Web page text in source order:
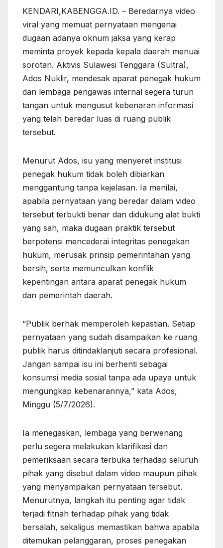
KENDARI,KABENGGA.ID. – Beredarnya video
viral yang memuat pernyataan mengenai
dugaan adanya oknum jaksa yang kerap
meminta proyek kepada kepala daerah menuai
sorotan. Aktivis Sulawesi Tenggara (Sultra),
Ados Nuklir, mendesak aparat penegak hukum
dan lembaga pengawas internal segera turun
tangan untuk mengusut kebenaran informasi
yang telah beredar luas di ruang publik
tersebut.
Menurut Ados, isu yang menyeret institusi
penegak hukum tidak boleh dibiarkan
menggantung tanpa kejelasan. Ia menilai,
apabila pernyataan yang beredar dalam video
tersebut terbukti benar dan didukung alat bukti
yang sah, maka dugaan praktik tersebut
berpotensi mencederai integritas penegakan
hukum, merusak prinsip pemerintahan yang
bersih, serta memunculkan konflik
kepentingan antara aparat penegak hukum
dan pemerintah daerah.
“Publik berhak memperoleh kepastian. Setiap
pernyataan yang sudah disampaikan ke ruang
publik harus ditindaklanjuti secara profesional.
Jangan sampai isu ini berhenti sebagai
konsumsi media sosial tanpa ada upaya untuk
mengungkap kebenarannya,” kata Ados,
Minggu (5/7/2026).
Ia menegaskan, lembaga yang berwenang
perlu segera melakukan klarifikasi dan
pemeriksaan secara terbuka terhadap seluruh
pihak yang disebut dalam video maupun pihak
yang menyampaikan pernyataan tersebut.
Menurutnya, langkah itu penting agar tidak
terjadi fitnah terhadap pihak yang tidak
bersalah, sekaligus memastikan bahwa apabila
ditemukan pelanggaran, proses penegakan